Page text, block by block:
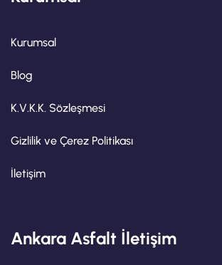
Kurumsal
Blog
K.V.K.K. Sözleşmesi
Gizlilik ve Çerez Politikası
İletişim
Ankara Asfalt İletişim